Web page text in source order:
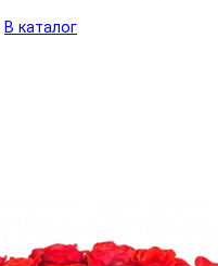
В каталог